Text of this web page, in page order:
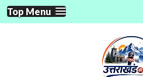
Skip
to
Top Menu